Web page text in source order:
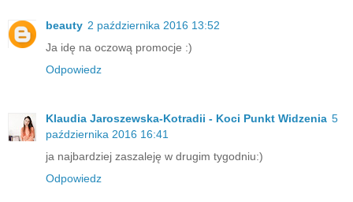
beauty 2 października 2016 13:52
Ja idę na oczową promocje :)
Odpowiedz
Klaudia Jaroszewska-Kotradii - Koci Punkt Widzenia 5
października 2016 16:41
ja najbardziej zaszaleję w drugim tygodniu:)
Odpowiedz